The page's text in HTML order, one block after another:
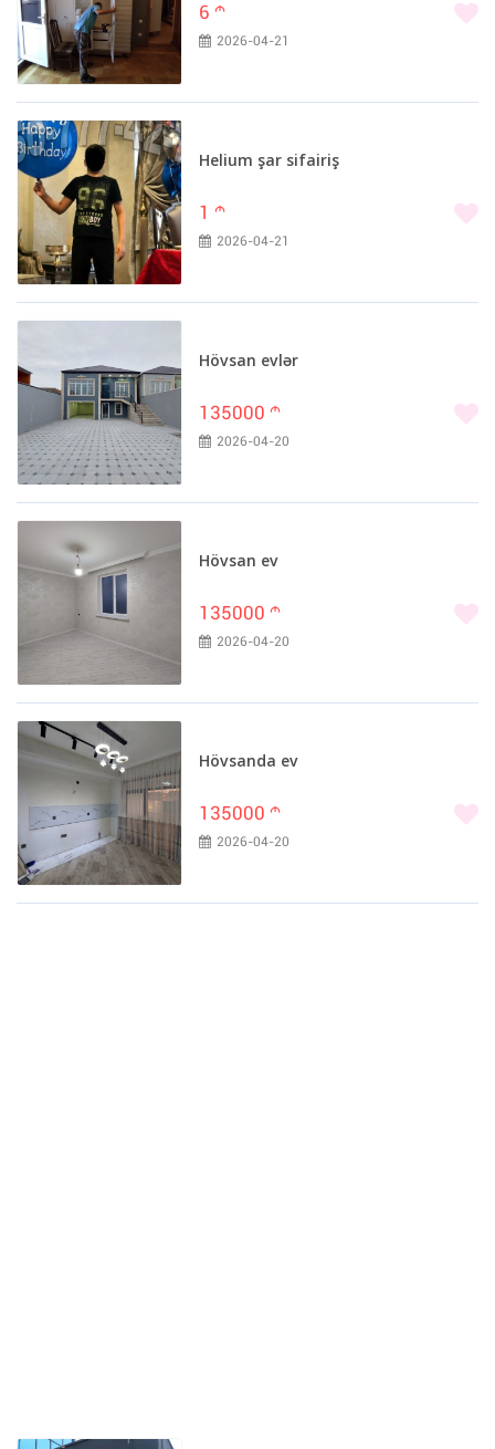
6 m
2026-04-21
Helium şar sifairiş
1 m
2026-04-21
Hövsan evlər
135000 m
2026-04-20
Hövsan ev
135000 m
2026-04-20
Hövsanda ev
135000 m
2026-04-20